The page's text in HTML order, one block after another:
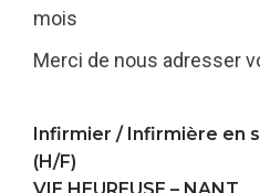
mois
Merci de nous adresser
Infirmier / Infirmière en
(H/F)